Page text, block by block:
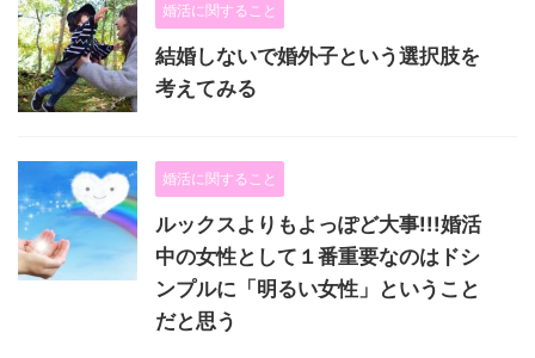
婚活に関すること
結婚しないで婚外子という選択肢を
考えてみる
婚活に関すること
ルックスよりもよっぽど大事!!!婚活
中の女性として１番重要なのはドシ
ンプルに「明るい女性」ということ
だと思う